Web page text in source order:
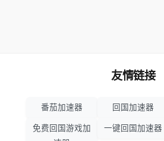
友情链接
番茄加速器 回国加速器
免费回国游戏加
一键回国加速器